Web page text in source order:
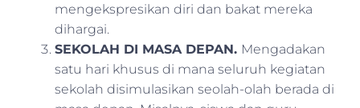
mengekspresikan diri dan bakat mereka
dihargai.
SEKOLAH DI MASA DEPAN. Mengadakan
satu hari khusus di mana seluruh kegiatan
sekolah disimulasikan seolah-olah berada di